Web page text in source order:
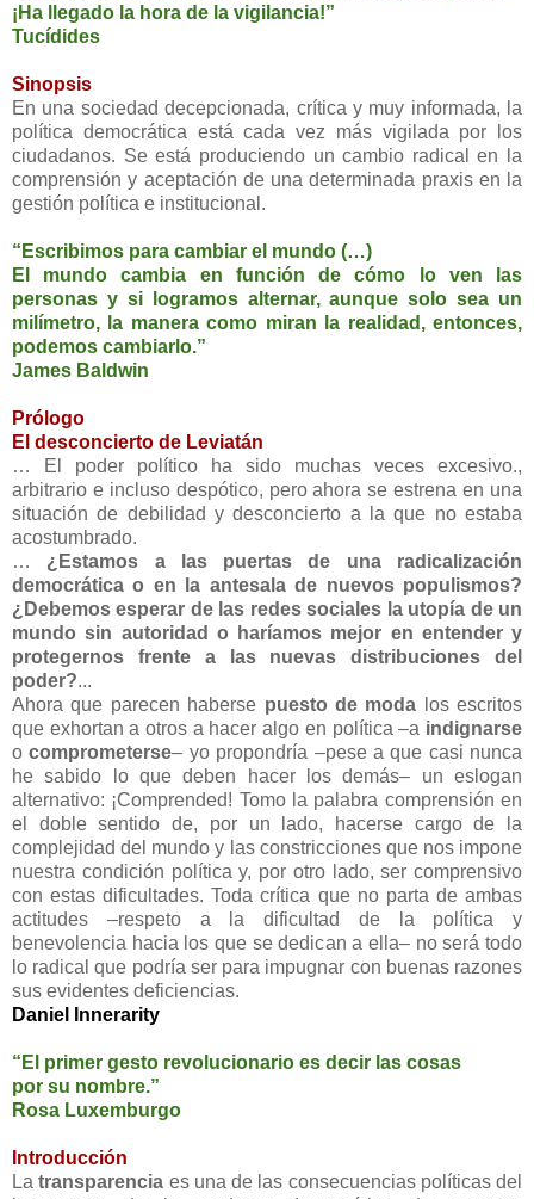
¡Ha llegado la hora de la vigilancia!”
Tucídides
Sinopsis
En una sociedad decepcionada, crítica y muy informada, la
política democrática está cada vez más vigilada por los
ciudadanos. Se está produciendo un cambio radical en la
comprensión y aceptación de una determinada praxis en la
gestión política e institucional.
“Escribimos para cambiar el mundo (…)
El mundo cambia en función de cómo lo ven las
personas y si logramos alternar, aunque solo sea un
milímetro, la manera como miran la realidad, entonces,
podemos cambiarlo.”
James Baldwin
Prólogo
El desconcierto de Leviatán
… El poder político ha sido muchas veces excesivo.,
arbitrario e incluso despótico, pero ahora se estrena en una
situación de debilidad y desconcierto a la que no estaba
acostumbrado.
… ¿Estamos a las puertas de una radicalización
democrática o en la antesala de nuevos populismos?
¿Debemos esperar de las redes sociales la utopía de un
mundo sin autoridad o haríamos mejor en entender y
protegernos frente a las nuevas distribuciones del
poder?...
Ahora que parecen haberse puesto de moda los escritos
que exhortan a otros a hacer algo en política –a indignarse
ocomprometerse– yo propondría –pese a que casi nunca
he sabido lo que deben hacer los demás– un eslogan
alternativo: ¡Comprended! Tomo la palabra comprensión en
el doble sentido de, por un lado, hacerse cargo de la
complejidad del mundo y las constricciones que nos impone
nuestra condición política y, por otro lado, ser comprensivo
con estas dificultades. Toda crítica que no parta de ambas
actitudes –respeto a la dificultad de la política y
benevolencia hacia los que se dedican a ella– no será todo
lo radical que podría ser para impugnar con buenas razones
sus evidentes deficiencias.
Daniel Innerarity
“El primer gesto revolucionario es decir las cosas
por su nombre.”
Rosa Luxemburgo
Introducción
Latransparencia es una de las consecuencias políticas del